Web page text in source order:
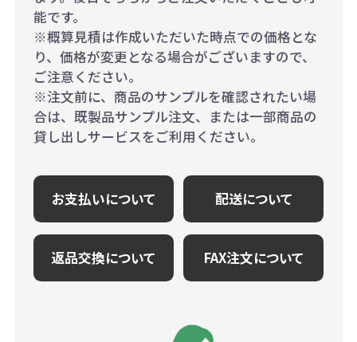
能です。
※概算見積は作成いただいた時点での価格とな
り、価格が変更となる場合がございますので、
ご注意ください。
※注文前に、商品のサンプルを確認されたい場
合は、既製品サンプル注文、または一部商品の
貸し出しサービスをご利用ください。
お支払いについて 配送について
返品交換について FAX注文について